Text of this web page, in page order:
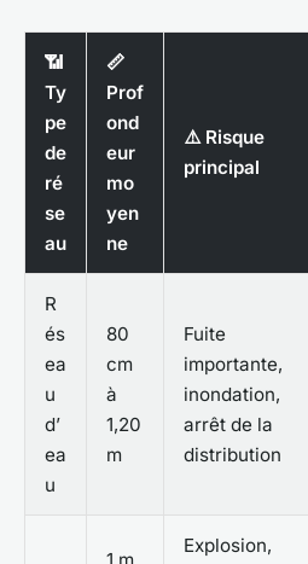
📶
Ty
pe
de
ré
se
au
📏
Prof
ond
eur
mo
yen
ne
⚠️ Risque
principal
R
és
ea
u
d’
ea
u
80
cm
à
1,20
m
Fuite
importante,
inondation,
arrêt de la
distribution
Explosion,